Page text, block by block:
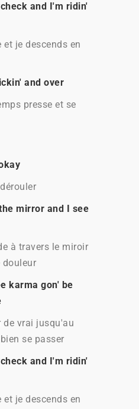
and I'm ridin'
et je descends en
and over
presse et se
mirror and I see
à travers le miroir
douleur
karma gon' be
vrai jusqu'au
se passer
and I'm ridin'
et je descends en